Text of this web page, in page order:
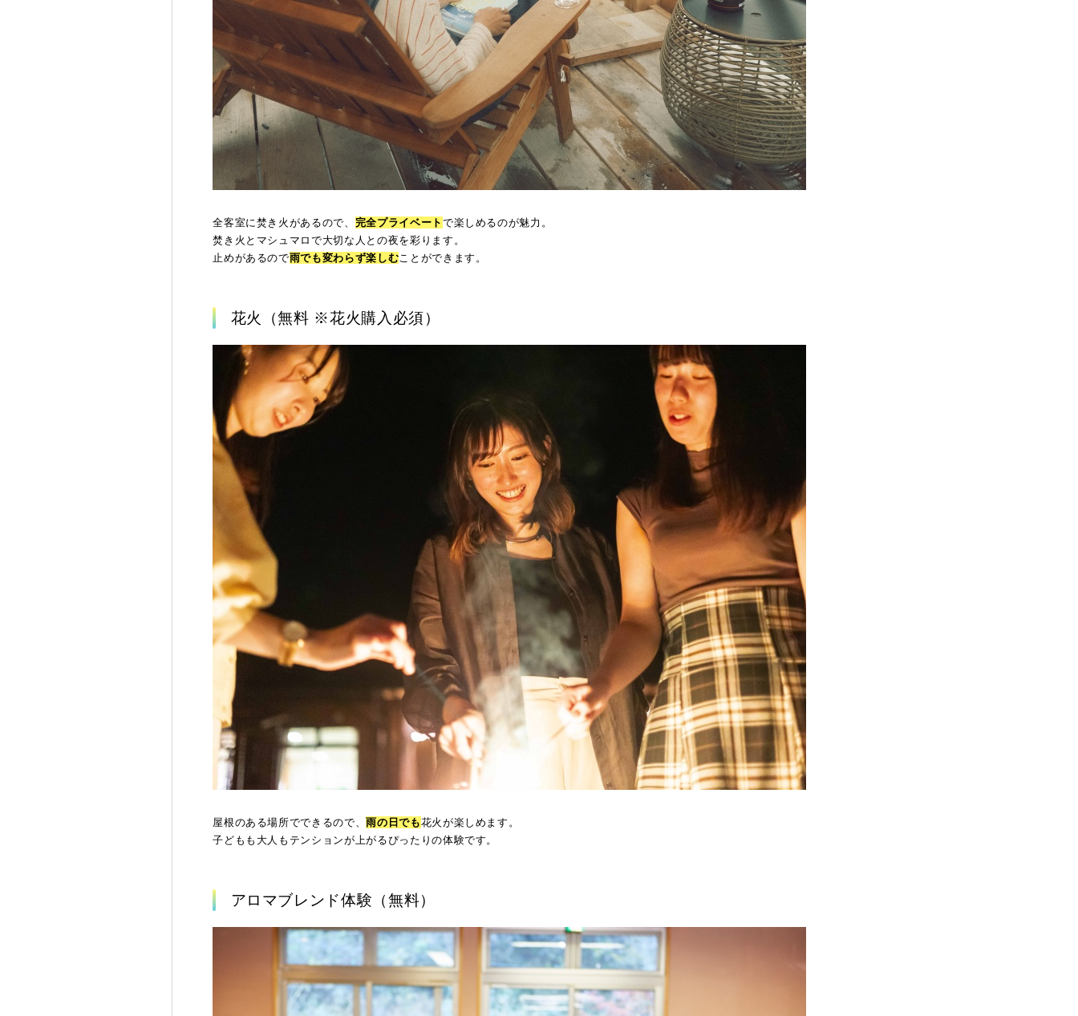
全客室に焚き火があるので、 完全プライベート で楽しめるのが魅力。
焚き火とマシュマロで大切な人との夜を彩ります。
止めがあるので雨でも変わらず楽しむことができます。
花火（無料 ※花火購入必須）
屋根のある場所でできるので、雨の日でも花火が楽しめます。
子どもも大人もテンションが上がるぴったりの体験です。
アロマブレンド体験（無料）